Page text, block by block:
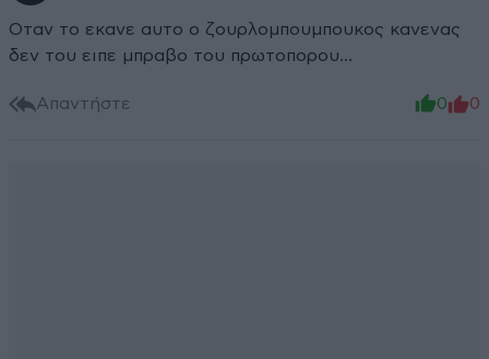
Οταν το εκανε αυτο ο ζουρλομπουμπουκος κανενας
δεν του ειπε μπραβο του πρωτοπορου...
Απαντήστε 0 0